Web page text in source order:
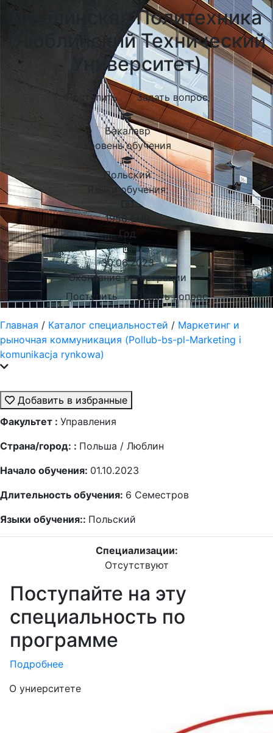
Люблинская Политехника
(Люблинский Технический
Университет)
Поступить Задать вопрос
Бакалавр
Уровень обучения
Польский
Языки обучения:
1956 EUR
Год
30.06.2023
Окончание регистрации
Поступить
Задать вопрос
Главная / Каталог специальностей / Маркетинг и
рыночная коммуникация (Pollub-bs-pl-Marketing i
komunikacja rynkowa)
Добавить в избранные
Факультет : Управления
Страна/город: : Польша / Люблин
Начало обучения: 01.10.2023
Длительность обучения: 6 Семестров
Языки обучения:: Польский
Специализации:
Отсутствуют
Поступайте на эту
специальность по
программе
Подробнее
О униерситете